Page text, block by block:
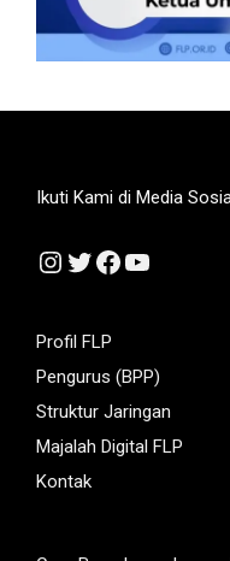
Ikuti Kami di Media
Instagram
Twitter
Facebook
YouTube
Profil FLP
Pengurus (BPP)
Struktur Jaringan
Majalah Digital FLP
Kontak